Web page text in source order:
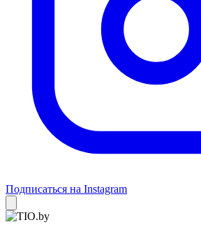
Подписаться на Instagram